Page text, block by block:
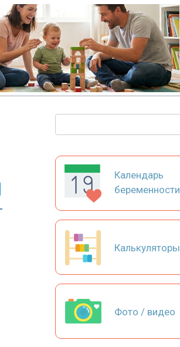
Календарь
беременности
Калькуляторы
Фото / видео